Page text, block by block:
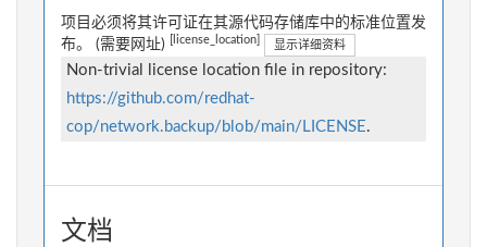
项目必须将其许可证在其源代码存储库中的标准位置发
布。 (需要网址)
[license_location] 显示详细资料
Non-trivial license location file in repository:
https://github.com/redhat-
cop/network.backup/blob/main/LICENSE.
文档